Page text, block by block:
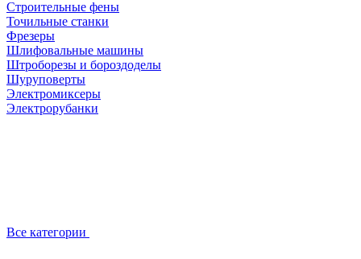
Строительные фены
Точильные станки
Фрезеры
Шлифовальные машины
Штроборезы и бороздоделы
Шуруповерты
Электромиксеры
Электрорубанки
Все категории